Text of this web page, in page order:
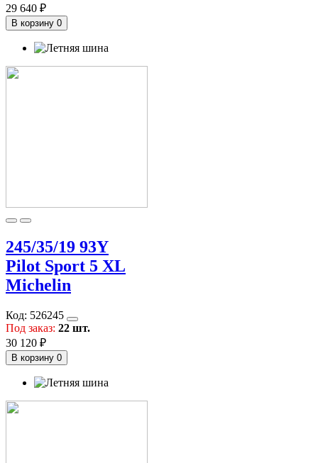
29 640 ₽
В корзину 0
245/35/19 93Y
Pilot Sport 5 XL
Michelin
Код: 526245
Под заказ: 22 шт.
30 120 ₽
В корзину 0